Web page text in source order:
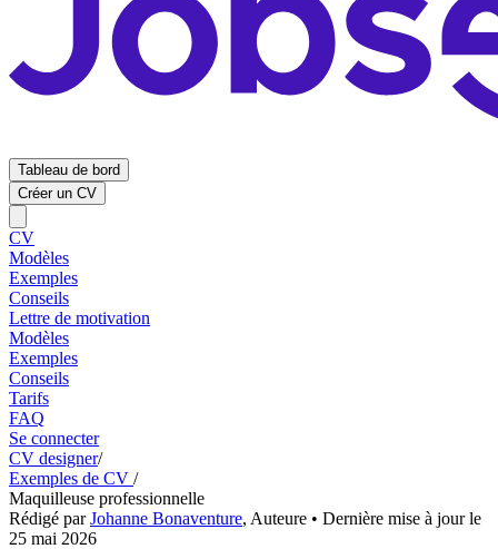
Tableau de bord
Créer un CV
CV
Modèles
Exemples
Conseils
Lettre de motivation
Modèles
Exemples
Conseils
Tarifs
FAQ
Se connecter
CV designer/
Exemples de CV /
Maquilleuse professionnelle
Rédigé parJohanne Bonaventure, Auteure • Dernière mise à jour le
25 mai 2026